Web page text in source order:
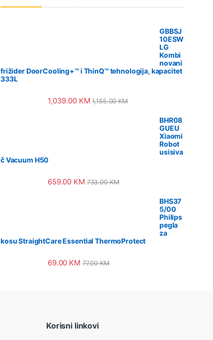
GBBSJ
10ESW
LG
Kombi
novani
frižider DoorCooling+™ i ThinQ™ tehnologija, kapacitet
333L
1,039.00 KM 1,155.00KM
BHR08
GUEU
Xiaomi
Robot
usisiva
č Vacuum H50
659.00 KM 733.00KM
BHS37
5/00
Philips
pegla
za
kosu StraightCare Essential ThermoProtect
69.00 KM 77.00KM
Korisni linkovi